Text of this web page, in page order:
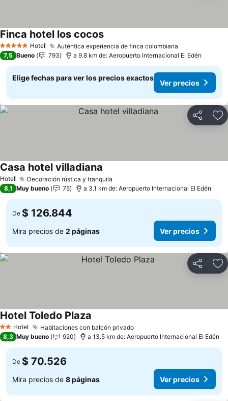
5 Estrellas Hotel Auténtica experiencia de finca colombiana
Finca hotel los cocos
7,5 Bueno 793 a 9.8 km de: Aeropuerto Internacional El Edén
Elige fechas para ver los precios exactos
Ver precios
Compartir
Hotel Decoración rústica y tranquila
Casa hotel villadiana
8,1 Muy bueno 75 a 3.1 km de: Aeropuerto Internacional El Edén
De $ 126.844
Mira precios de 2 páginas Ver precios
Compartir
2 Estrellas
Hotel Habitaciones con balcón privado
Hotel Toledo Plaza
8,3 Muy bueno 920 a 13.5 km de: Aeropuerto Internacional El Edén
De $ 70.526
Mira precios de 8 páginas Ver precios